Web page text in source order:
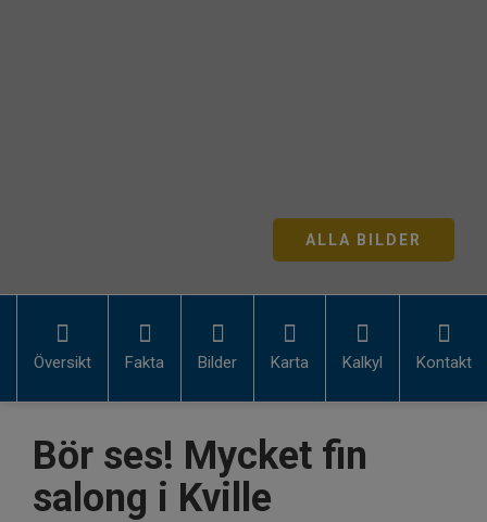
ALLA BILDER
Översikt Fakta Bilder Karta Kalkyl Kontakt
Bör ses! Mycket fin
salong i Kville